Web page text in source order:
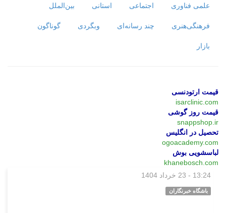
علمی فناوری اجتماعی استانی بین‌الملل
فرهنگی‌هنری چند رسانه‌ای وبگردی گوناگون
بازار
قیمت ارتودنسی
isarclinic.com
قیمت روز گوشی
snappshop.ir
تحصیل در انگلیس
ogoacademy.com
لباسشویی بوش
khanebosch.com
13:24 - 23 خرداد 1404
باشگاه خبرنگاران